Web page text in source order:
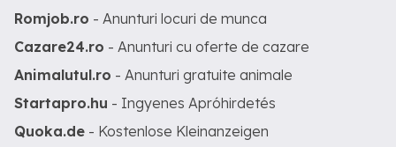
Romjob.ro - Anunturi locuri de munca
Cazare24.ro - Anunturi cu oferte de cazare
Animalutul.ro - Anunturi gratuite animale
Startapro.hu - Ingyenes Apróhirdetés
Quoka.de - Kostenlose Kleinanzeigen